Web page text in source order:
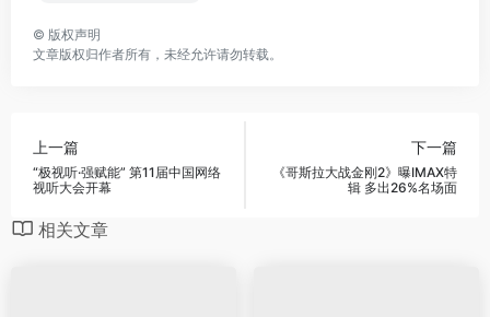
© 版权声明
文章版权归作者所有，未经允许请勿转载。
上一篇
“极视听·强赋能” 第11届中国网络
视听大会开幕
下一篇
《哥斯拉大战金刚2》曝IMAX特
辑 多出26%名场面
相关文章